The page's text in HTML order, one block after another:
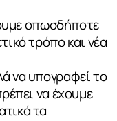
οπωσδήποτε
τρόπο και νέα
να υπογραφεί το
να έχουμε
τα